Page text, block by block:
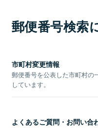
郵便番号検索
市町村変更情報
郵便番号を公表した市町村の
しています。
よくあるご質問・お問い合